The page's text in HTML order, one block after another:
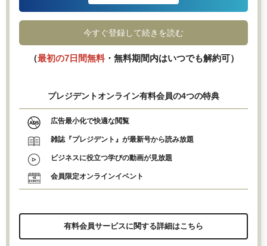
今すぐ登録して続きを読む
（最初の7日間無料・無料期間内はいつでも解約可）
プレジデントオンライン有料会員の4つの特典
広告最小化で快適な閲覧
雑誌『プレジデント』が最新号から読み放題
ビジネスに役立つ学びの動画が見放題
会員限定オンラインイベント
有料会員サービスに関する詳細はこちら